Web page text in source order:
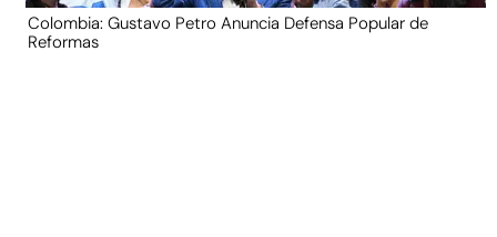
Colombia: Gustavo Petro Anuncia Defensa Popular de
Reformas